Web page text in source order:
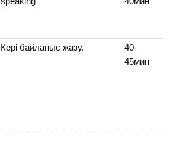
Кері байланыс жазу.
40-
45мин